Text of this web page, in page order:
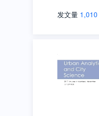
发文量 1,010